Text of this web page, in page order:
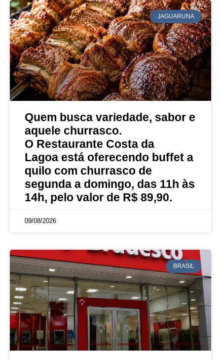
JAGUARUNA
Quem busca variedade, sabor e
aquele churrasco.
O Restaurante Costa da
Lagoa está oferecendo buffet a
quilo com churrasco de
segunda a domingo, das 11h às
14h, pelo valor de R$ 89,90.
09/08/2026
BRASIL